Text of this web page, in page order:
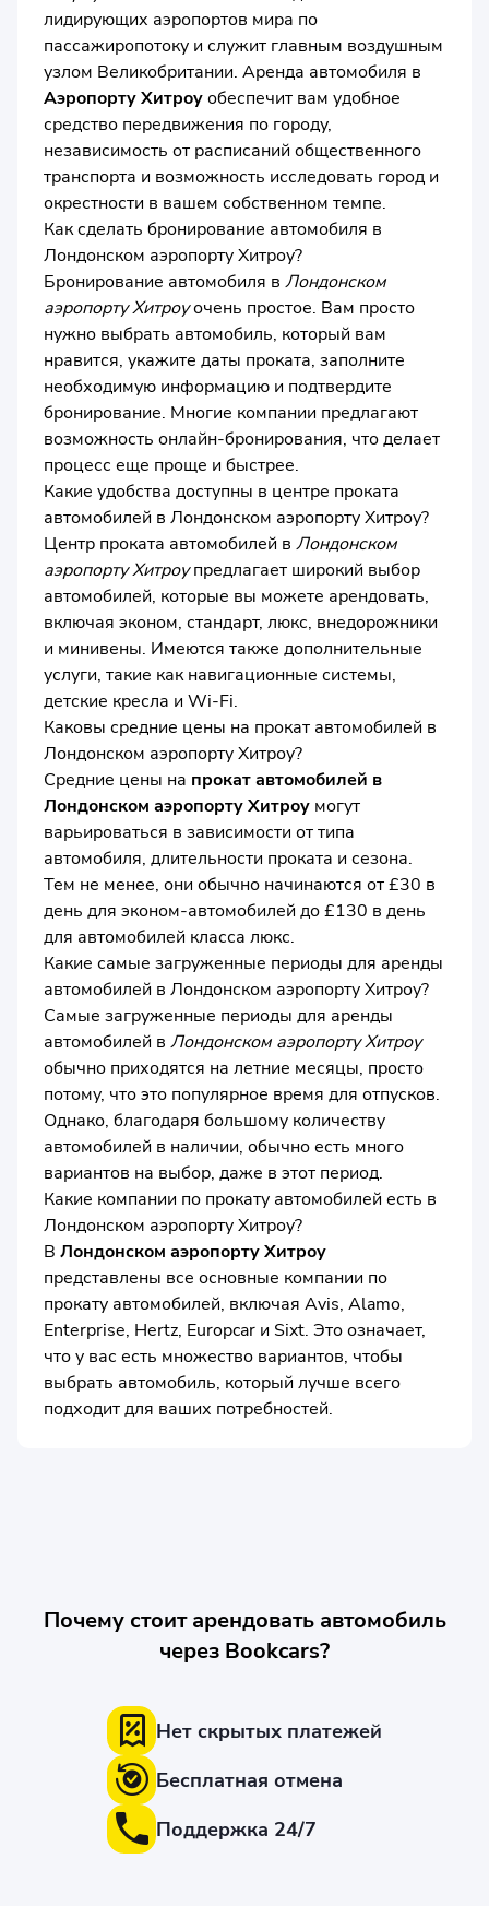
лидирующих аэропортов мира по
пассажиропотоку и служит главным воздушным
узлом Великобритании. Аренда автомобиля в
Аэропорту Хитроуобеспечит вам удобное
средство передвижения по городу,
независимость от расписаний общественного
транспорта и возможность исследовать город и
окрестности в вашем собственном темпе.
Как сделать бронирование автомобиля в
Лондонском аэропорту Хитроу?
Бронирование автомобиля в Лондонском
аэропорту Хитроуочень простое. Вам просто
нужно выбрать автомобиль, который вам
нравится, укажите даты проката, заполните
необходимую информацию и подтвердите
бронирование. Многие компании предлагают
возможность онлайн-бронирования, что делает
процесс еще проще и быстрее.
Какие удобства доступны в центре проката
автомобилей в Лондонском аэропорту Хитроу?
Центр проката автомобилей в Лондонском
аэропорту Хитроупредлагает широкий выбор
автомобилей, которые вы можете арендовать,
включая эконом, стандарт, люкс, внедорожники
и минивены. Имеются также дополнительные
услуги, такие как навигационные системы,
детские кресла и Wi-Fi.
Каковы средние цены на прокат автомобилей в
Лондонском аэропорту Хитроу?
Средние цены на прокат автомобилей в
Лондонском аэропорту Хитроу могут
варьироваться в зависимости от типа
автомобиля, длительности проката и сезона.
Тем не менее, они обычно начинаются от £30 в
день для эконом-автомобилей до £130 в день
для автомобилей класса люкс.
Какие самые загруженные периоды для аренды
автомобилей в Лондонском аэропорту Хитроу?
Самые загруженные периоды для аренды
автомобилей в Лондонском аэропорту Хитроу
обычно приходятся на летние месяцы, просто
потому, что это популярное время для отпусков.
Однако, благодаря большому количеству
автомобилей в наличии, обычно есть много
вариантов на выбор, даже в этот период.
Какие компании по прокату автомобилей есть в
Лондонском аэропорту Хитроу?
В Лондонском аэропорту Хитроу
представлены все основные компании по
прокату автомобилей, включая Avis, Alamo,
Enterprise, Hertz, Europcar и Sixt. Это означает,
что у вас есть множество вариантов, чтобы
выбрать автомобиль, который лучше всего
подходит для ваших потребностей.
Почему стоит арендовать автомобиль
через Bookcars?
Нет скрытых платежей
Бесплатная отмена
Поддержка 24/7